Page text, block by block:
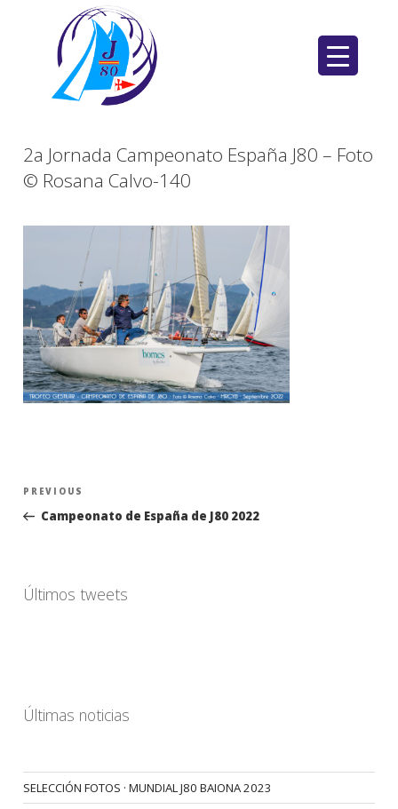
2a Jornada Campeonato España J80 – Foto
© Rosana Calvo-140
Navegación
entradas
Previous
Post
PREVIOUS
Campeonato de España de J80 2022
Últimos tweets
Últimas noticias
SELECCIÓN FOTOS · MUNDIAL J80 BAIONA 2023